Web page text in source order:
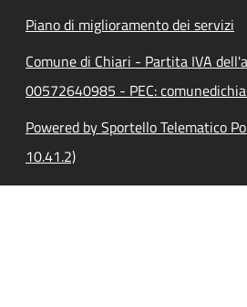
Piano di miglioramento dei servizi
Comune di Chiari - Partita IVA
00572640985 - PEC:
Powered by Sportello Telematico
10.41.2)